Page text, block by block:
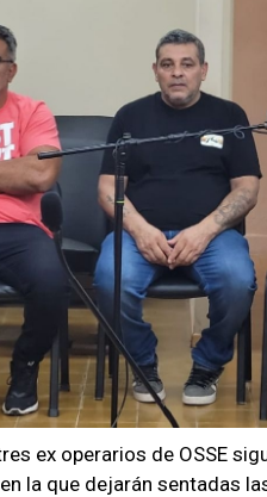
ex operarios de OSSE
la que dejarán sentadas